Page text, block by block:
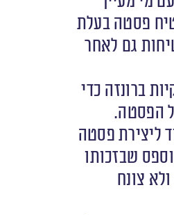
פסטה בעלת
גם לאחר
ברונזה כדי
הפסטה.
ליצירת פסטה
שבזכותו
צונח